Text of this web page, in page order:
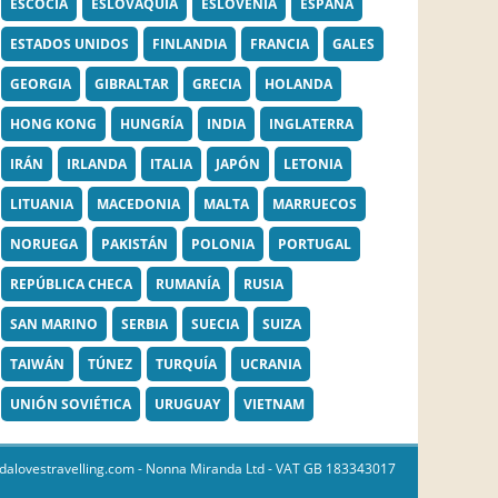
ESCOCIA ESLOVAQUIA ESLOVENIA ESPAÑA
ESTADOS UNIDOS FINLANDIA FRANCIA GALES
GEORGIA GIBRALTAR GRECIA HOLANDA
HONG KONG HUNGRÍA INDIA INGLATERRA
IRÁN IRLANDA ITALIA JAPÓN LETONIA
LITUANIA MACEDONIA MALTA MARRUECOS
NORUEGA PAKISTÁN POLONIA PORTUGAL
REPÚBLICA CHECA RUMANÍA RUSIA
SAN MARINO SERBIA SUECIA SUIZA
TAIWÁN TÚNEZ TURQUÍA UCRANIA
UNIÓN SOVIÉTICA URUGUAY VIETNAM
- Nonna Miranda Ltd - VAT GB 183343017